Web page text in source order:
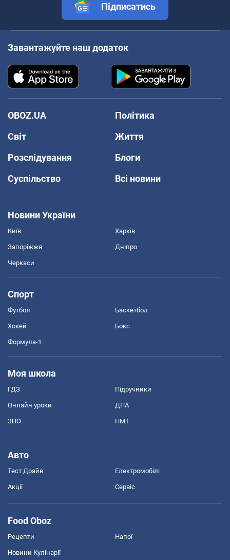
Підписатись
Завантажуйте наш додаток
OBOZ.UA
Політика
Світ
Життя
Розслідування
Блоги
Суспільство
Всі новини
Новини України
Київ Харків
Запоріжжя Дніпро
Черкаси
Спорт
Футбол Баскетбол
Хокей Бокс
Формула-1
Моя школа
ГДЗ Підручники
Онлайн уроки ДПА
ЗНО НМТ
Авто
Тест Драйв Електромобілі
Акції Сервіс
Food Oboz
Рецепти Напої
Новини Кулінарії